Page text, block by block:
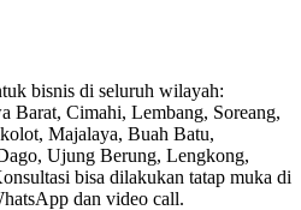
bisnis di seluruh wilayah:
Barat, Cimahi, Lembang, Soreang,
Majalaya, Buah Batu,
Ujung Berung, Lengkong,
bisa dilakukan tatap muka di
dan video call.